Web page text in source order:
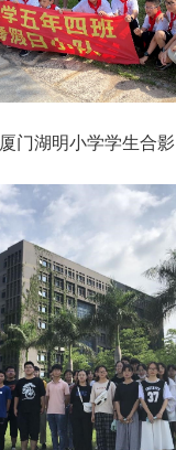
厦门湖明小学学生合影